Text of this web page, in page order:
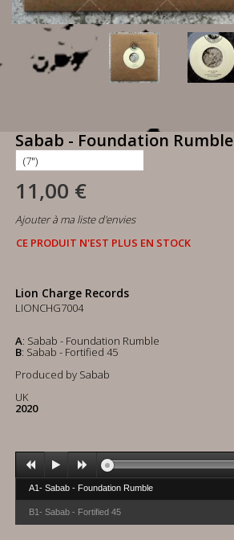
Sabab - Foundation Rumble
11,00 €
Ajouter à ma liste d'envies
CE PRODUIT N'EST PLUS EN STOCK
Lion Charge Records
LIONCHG7004
A: Sabab - Foundation Rumble
B: Sabab - Fortified 45
Produced by Sabab
UK
2020
A1- Sabab - Foundation Rumble
B1- Sabab - Fortified 45